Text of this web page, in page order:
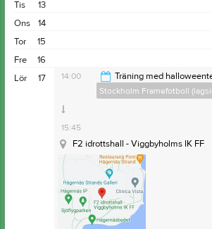
13
Tis
14
Ons
15
Tor
16
Fre
17
Lör 14:00
Träning med
Stockholm Framefotboll
15:45
F2 idrottshall - Viggbyholms IK FF